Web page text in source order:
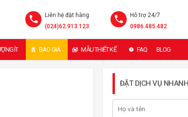
Hỗ trợ 24/7
0986.485.482
Liên hệ đặt hàng
(024)62.913.123
ÍT BÁO GIÁ MẪU THIẾT KẾ FAQ BLOG
ĐẶT DỊCH VỤ NHANH